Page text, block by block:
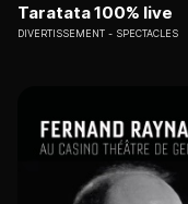
Taratata 100% live
DIVERTISSEMENT SPECTACLES